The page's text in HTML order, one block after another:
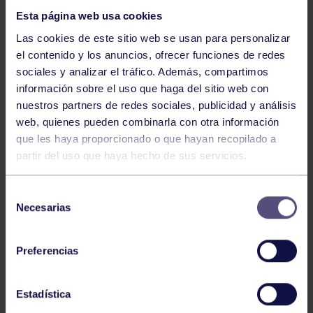
Esta página web usa cookies
Las cookies de este sitio web se usan para personalizar
el contenido y los anuncios, ofrecer funciones de redes
sociales y analizar el tráfico. Además, compartimos
información sobre el uso que haga del sitio web con
nuestros partners de redes sociales, publicidad y análisis
web, quienes pueden combinarla con otra información
que les haya proporcionado o que hayan recopilado a
partir del uso que haya hecho de sus servicios.
Necesarias
Preferencias
Estadística
Balonmano 25 May 2026
LEO CARDELI, CONVOCADO CON
ESPAÑA
Balonmano